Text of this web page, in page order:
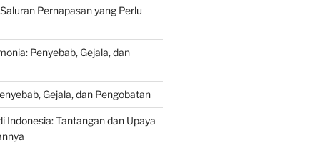
Pernapasan yang Perlu
Penyebab, Gejala, dan
Gejala, dan Pengobatan
Indonesia: Tantangan dan Upaya